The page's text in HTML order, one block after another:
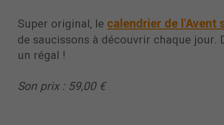
Super original, le calendrier de l'Avent
de saucissons à découvrir chaque jour.
un régal !
Son prix : 59,00 €